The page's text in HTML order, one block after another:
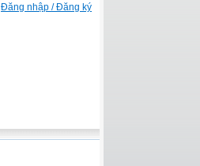
Đăng nhập / Đăng ký